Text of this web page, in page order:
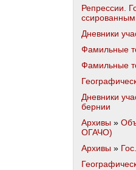
Репрессии.
ссированным
Дневники
Фамильные
Фамильные
Дневники
бернии
Архивы »
ОГАЧО)
Архивы »